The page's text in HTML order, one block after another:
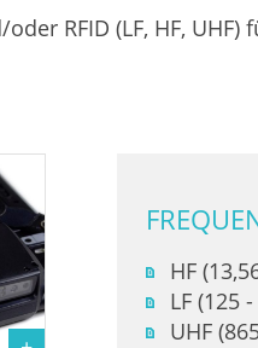
RFID (LF, HF,
HF
LF (125
UHF